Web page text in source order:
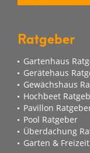
Ratgeber
Gartenhaus
Gerätehaus
Gewächshaus
Hochbeet
Pavillon
Pool Ratgeber
Überdachung
Garten &